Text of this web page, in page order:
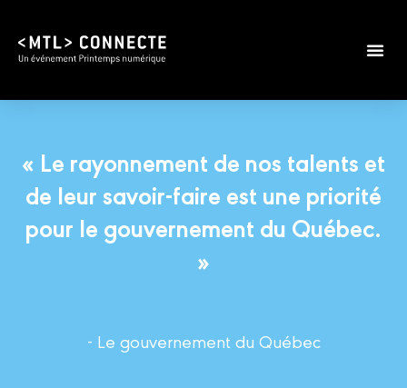
« Le rayonnement de nos talents et
de leur savoir-faire est une priorité
pour le gouvernement du Québec.
»
- Le gouvernement du Québec